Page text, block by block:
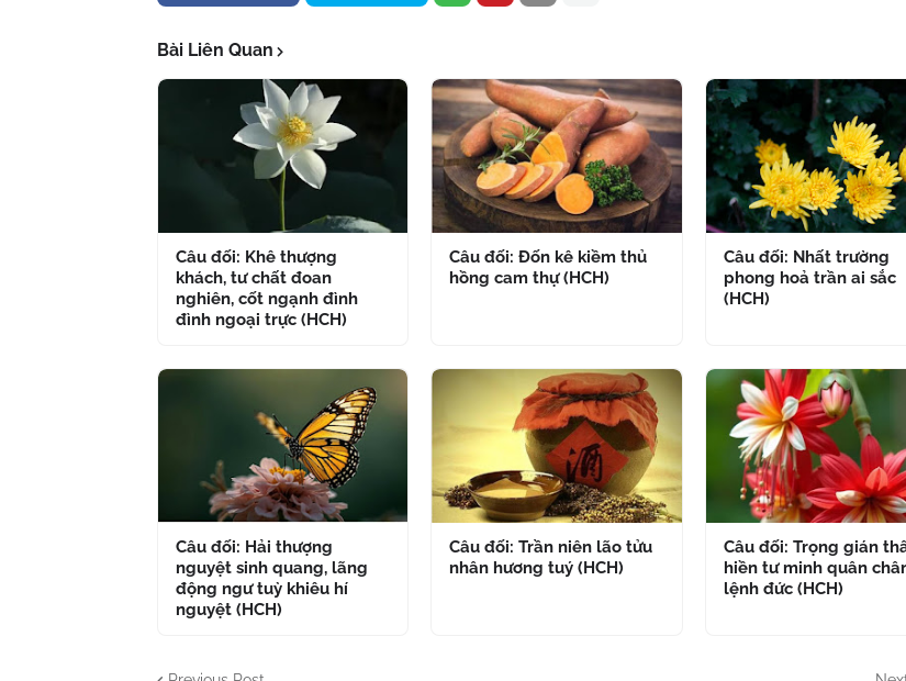
Bài Liên Quan
Câu đối: Khê thượng
khách, tư chất đoan
nghiên, cốt ngạnh đình
đình ngoại trực (HCH)
Câu đối: Đốn kê kiềm thủ
hồng cam thự (HCH)
Câu đối: Nhất trường
phong hoả trần ai sắc
(HCH)
Câu đối: Hải thượng
nguyệt sinh quang, lãng
động ngư tuỳ khiêu hí
nguyệt (HCH)
Câu đối: Trần niên lão tửu
nhân hương tuý (HCH)
Câu đối: Trọng gián
hiền tư minh quân
lệnh đức (HCH)